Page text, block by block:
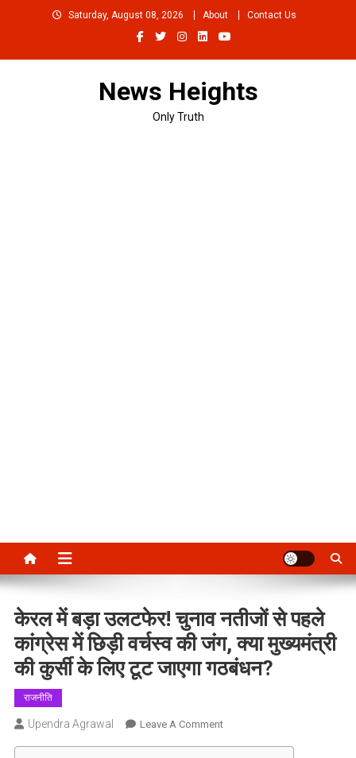
Saturday, August 08, 2026 About Contact Us
News Heights
Only Truth
केरल में बड़ा उलटफेर! चुनाव नतीजों से पहले
कांग्रेस में छिड़ी वर्चस्व की जंग, क्या मुख्यमंत्री
की कुर्सी के लिए टूट जाएगा गठबंधन?
राजनीति
Upendra Agrawal Leave A CommentOn